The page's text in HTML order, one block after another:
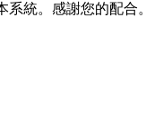
系統。感謝您的配合。